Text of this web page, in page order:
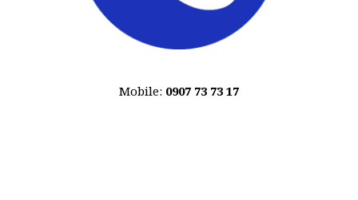
Mobile: 0907 73 73 17